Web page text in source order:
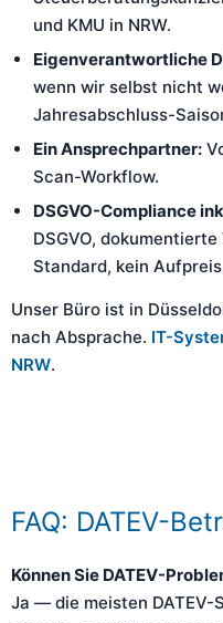
und KMU in NRW.
Eigenverantwortliche
wenn wir selbst nicht
Jahresabschluss-
Ein Ansprechpartner:
Scan-Workflow.
DSGVO-Compliance
DSGVO,
Standard, kein
Unser Büro ist in
nach Absprache. IT-
NRW.
FAQ: DATEV-
Können Sie DATEV-
Ja — die meisten DATEV-